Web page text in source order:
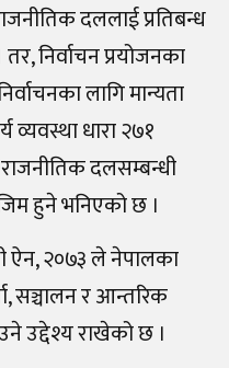
दललाई प्रतिबन्ध
निर्वाचन प्रयोजनका
लागि मान्यता
व्यवस्था धारा २७१
दलसम्बन्धी
हुने भनिएको छ ।
ऐन, २०७३ ले नेपालका
सञ्चालन र आन्तरिक
उद्देश्य राखेको छ ।